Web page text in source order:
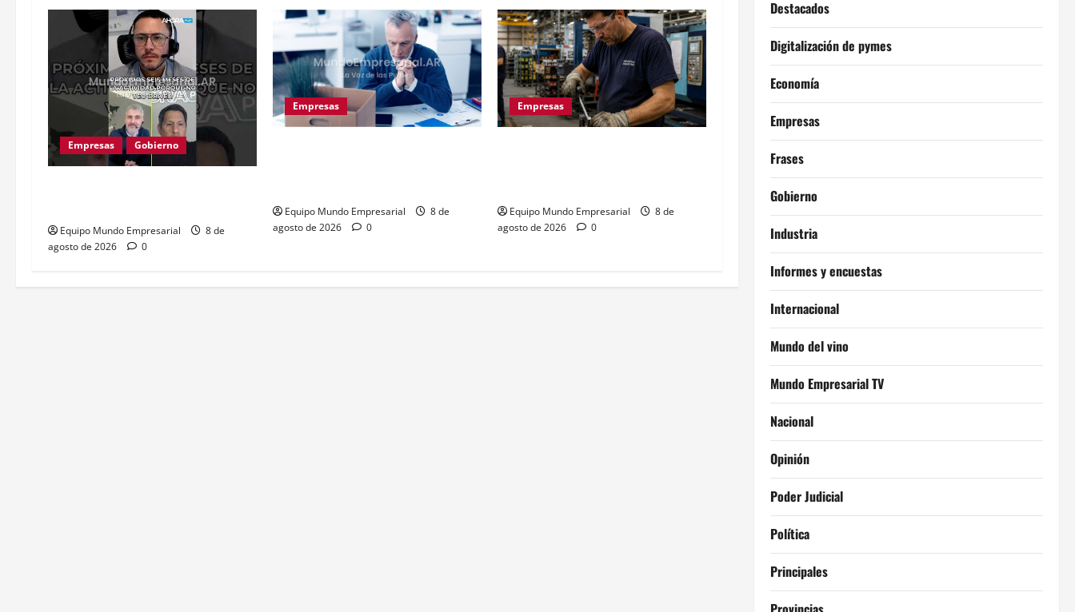
Empresas Gobierno
Equipo Mundo Empresarial
8 de
agosto de 2026
0
Empresas
Equipo Mundo Empresarial
8 de
agosto de 2026
0
Empresas
Equipo Mundo Empresarial
8 de
agosto de 2026
0
Destacados
Digitalización de pymes
Economía
Empresas
Frases
Gobierno
Industria
Informes y encuestas
Internacional
Mundo del vino
Mundo Empresarial TV
Nacional
Opinión
Poder Judicial
Política
Principales